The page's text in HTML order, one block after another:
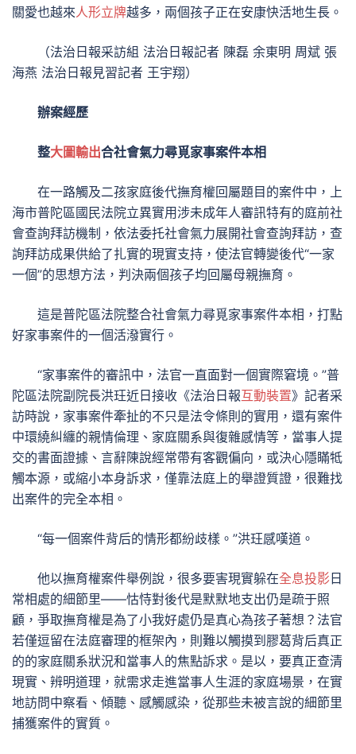
關愛也越來人形立牌越多，兩個孩子正在安康快活地生長。
（法治日報采訪組 法治日報記者 陳磊 余東明 周斌 張
海燕 法治日報見習記者 王宇翔）
辦案經歷
整大圖輸出合社會氣力尋覓家事案件本相
在一路觸及二孩家庭後代撫育權回屬題目的案件中，上
海市普陀區國民法院立異實用涉未成年人審訊特有的庭前社
會查詢拜訪機制，依法委托社會氣力展開社會查詢拜訪，查
詢拜訪成果供給了扎實的現實支持，使法官轉變後代“一家
一個”的思想方法，判決兩個孩子均回屬母親撫育。
這是普陀區法院整合社會氣力尋覓家事案件本相，打點
好家事案件的一個活潑實行。
“家事案件的審訊中，法官一直面對一個實際窘境。”普
陀區法院副院長洪玨近日接收《法治日報互動裝置》記者采
訪時說，家事案件牽扯的不只是法令條則的實用，還有案件
中環繞糾纏的親情倫理、家庭關系與復雜感情等，當事人提
交的書面證據、言辭陳說經常帶有客觀偏向，或決心隱瞞牴
觸本源，或縮小本身訴求，僅靠法庭上的舉證質證，很難找
出案件的完全本相。
“每一個案件背后的情形都紛歧樣。”洪玨感嘆道。
他以撫育權案件舉例說，很多要害現實躲在全息投影 日
常相處的細節里——怙恃對後代是默默地支出仍是疏于照
顧，爭取撫育權是為了小我好處仍是真心為孩子著想？法官
若僅逗留在法庭審理的框架內，則難以觸摸到膠葛背后真正
的的家庭關系狀況和當事人的焦點訴求。是以，要真正查清
現實、辨明道理，就需求走進當事人生涯的家庭場景，在實
地訪問中察看、傾聽、感觸感染，從那些未被言說的細節里
捕獲案件的實質。